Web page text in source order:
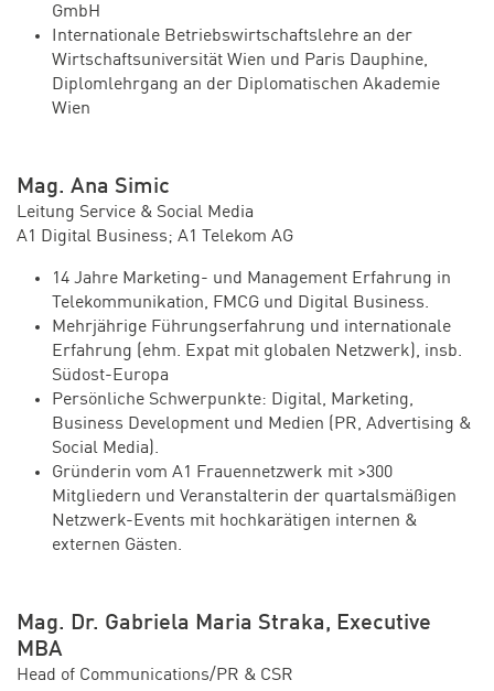
GmbH
Internationale Betriebswirtschaftslehre an der
Wirtschaftsuniversität Wien und Paris Dauphine,
Diplomlehrgang an der Diplomatischen Akademie
Wien
Mag. Ana Simic
Leitung Service & Social Media
A1 Digital Business; A1 Telekom AG
14 Jahre Marketing- und Management Erfahrung in
Telekommunikation, FMCG und Digital Business.
Mehrjährige Führungserfahrung und internationale
Erfahrung (ehm. Expat mit globalen Netzwerk), insb.
Südost-Europa
Persönliche Schwerpunkte: Digital, Marketing,
Business Development und Medien (PR, Advertising &
Social Media).
Gründerin vom A1 Frauennetzwerk mit >300
Mitgliedern und Veranstalterin der quartalsmäßigen
Netzwerk-Events mit hochkarätigen internen &
externen Gästen.
Mag. Dr. Gabriela Maria Straka, Executive
MBA
Head of Communications/PR & CSR